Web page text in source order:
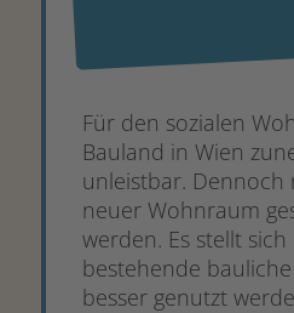
Für den sozialen
Bauland in Wien
unleistbar. Dennoch
neuer Wohnraum
werden. Es stellt sich
bestehende
besser genutzt